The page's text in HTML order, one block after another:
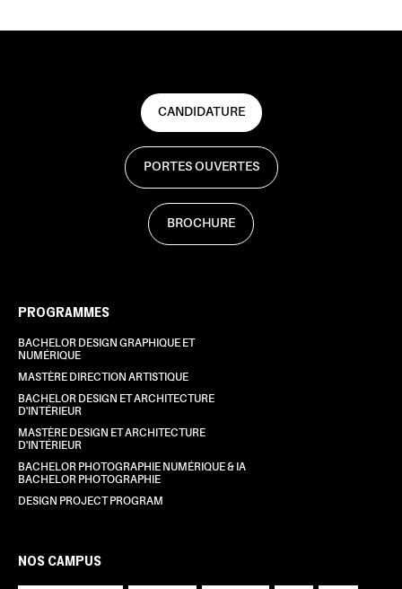
CANDIDATURE
PORTES OUVERTES
BROCHURE
PROGRAMMES
BACHELOR DESIGN GRAPHIQUE ET
NUMÉRIQUE
MASTÈRE DIRECTION ARTISTIQUE
BACHELOR DESIGN ET ARCHITECTURE
D'INTÉRIEUR
MASTÈRE DESIGN ET ARCHITECTURE
D'INTÉRIEUR
BACHELOR PHOTOGRAPHIE NUMÉRIQUE & IA
BACHELOR PHOTOGRAPHIE
DESIGN PROJECT PROGRAM
NOS CAMPUS